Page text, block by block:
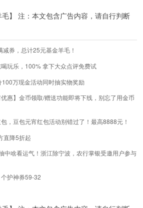
】 注：本文包含广告内容，请自行判断
券，总计25元基金羊毛！
玩乐，100% 拿下大众点评免费试
万现金活动同时抽实物奖励
惠】金币领取/赠送功能即将下线，别忘了用金币
，豆包元宵红包活动别错过了！最高8888元！
直降5折起
中啥看运气！浙江除宁波，农行掌银受邀用户参与
护神券59-32